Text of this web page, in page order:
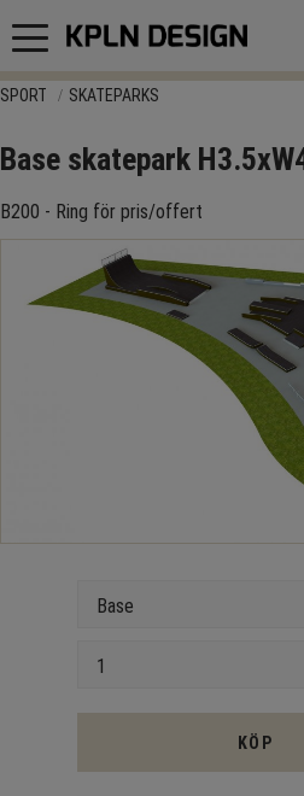
Meny
SPORT SKATEPARKS
Base skatepark
B200 - Ring för pris/offert
KÖP